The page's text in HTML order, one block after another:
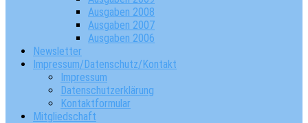
Ausgaben 2008
Ausgaben 2007
Ausgaben 2006
Newsletter
Impressum/Datenschutz/Kontakt
Impressum
Datenschutzerklärung
Kontaktformular
Mitgliedschaft